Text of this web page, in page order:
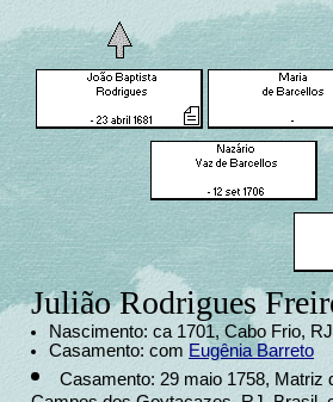
Julião Rodrigues
Nascimento: ca 1701, Cabo Frio,
Casamento: com Eugênia Barreto
Casamento: 29 maio 1758, Matriz